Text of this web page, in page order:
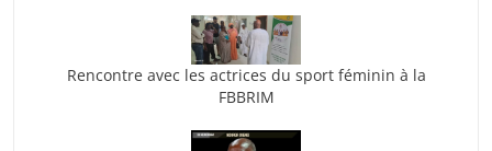
Rencontre avec les actrices du sport féminin à la
FBBRIM